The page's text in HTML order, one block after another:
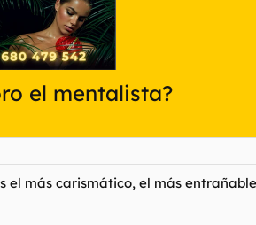
el mentalista?
el más carismático, el más